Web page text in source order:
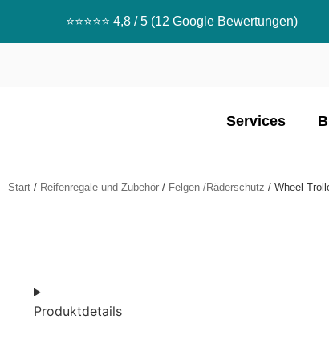
⭐️⭐️⭐️⭐️⭐️ 4,8 / 5 (12 Google Bewertungen)
Services
Start / Reifenregale und Zubehör / Felgen-/Räderschutz / Wheel
Produktdetails